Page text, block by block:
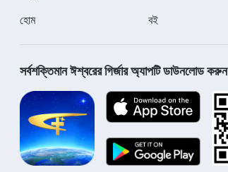
হোম বই
সর্বশক্তিমান ঈশ্বরের গির্জার অ্যাপটি ডাউনলোড করুন